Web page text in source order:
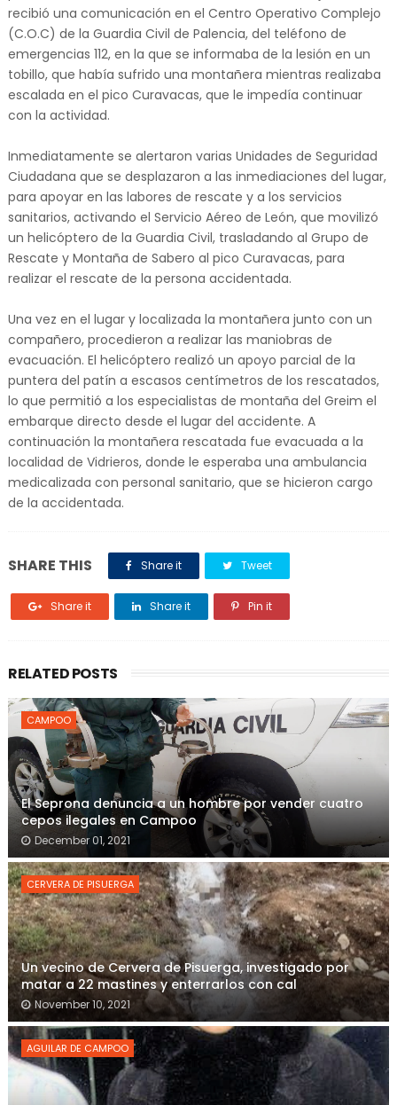
recibió una comunicación en el Centro Operativo Complejo
(C.O.C) de la Guardia Civil de Palencia, del teléfono de
emergencias 112, en la que se informaba de la lesión en un
tobillo, que había sufrido una montañera mientras realizaba
escalada en el pico Curavacas, que le impedía continuar
con la actividad.
Inmediatamente se alertaron varias Unidades de Seguridad
Ciudadana que se desplazaron a las inmediaciones del lugar,
para apoyar en las labores de rescate y a los servicios
sanitarios, activando el Servicio Aéreo de León, que movilizó
un helicóptero de la Guardia Civil, trasladando al Grupo de
Rescate y Montaña de Sabero al pico Curavacas, para
realizar el rescate de la persona accidentada.
Una vez en el lugar y localizada la montañera junto con un
compañero, procedieron a realizar las maniobras de
evacuación. El helicóptero realizó un apoyo parcial de la
puntera del patín a escasos centímetros de los rescatados,
lo que permitió a los especialistas de montaña del Greim el
embarque directo desde el lugar del accidente. A
continuación la montañera rescatada fue evacuada a la
localidad de Vidrieros, donde le esperaba una ambulancia
medicalizada con personal sanitario, que se hicieron cargo
de la accidentada.
SHARE THIS Share it Tweet
Share it Share it Pin it
RELATED POSTS
CAMPOO
El Seprona denuncia a un hombre por vender cuatro
cepos ilegales en Campoo
December 01, 2021
CERVERA DE PISUERGA
Un vecino de Cervera de Pisuerga, investigado por
matar a 22 mastines y enterrarlos con cal
November 10, 2021
AGUILAR DE CAMPOO